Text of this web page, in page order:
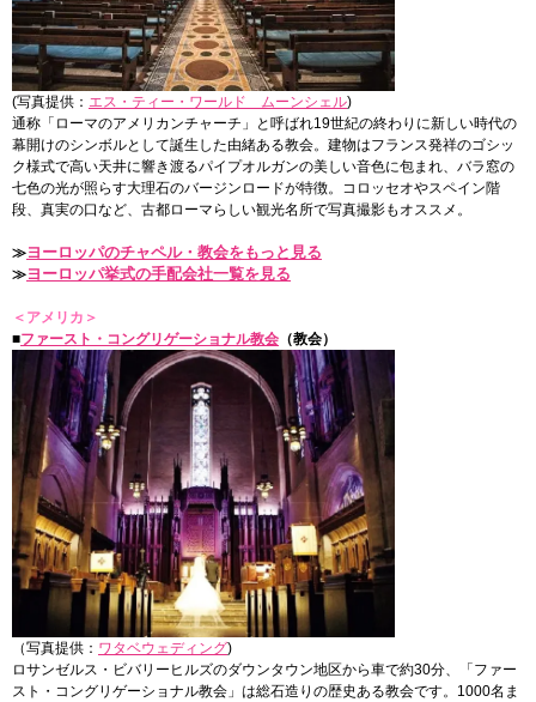
(写真提供： エス・ティー・ワールド ムーンシェル)
通称「ローマのアメリカンチャーチ」と呼ばれ19世紀の終わりに新しい時代の
幕開けのシンボルとして誕生した由緒ある教会。建物はフランス発祥のゴシッ
ク様式で高い天井に響き渡るパイプオルガンの美しい音色に包まれ、バラ窓の
七色の光が照らす大理石のバージンロードが特徴。コロッセオやスペイン階
段、真実の口など、古都ローマらしい観光名所で写真撮影もオススメ。
≫ヨーロッパのチャペル・教会をもっと見る
≫ヨーロッパ挙式の手配会社一覧を見る
＜アメリカ＞
■ファースト・コングリゲーショナル教会 （教会）
（写真提供： ワタベウェディング)
ロサンゼルス・ビバリーヒルズのダウンタウン地区から車で約30分、「ファー
スト・コングリゲーショナル教会」は総石造りの歴史ある教会です。1000名ま